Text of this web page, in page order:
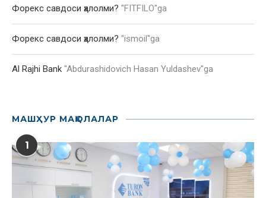
Форекс савдоси ҳалолми? "FITFILO"ga
Форекс савдоси ҳалолми? "ismoil"ga
Al Rajhi Bank "Abdurashidovich Hasan Yuldashev"ga
МАШҲУР МАҚОЛАЛАР
1